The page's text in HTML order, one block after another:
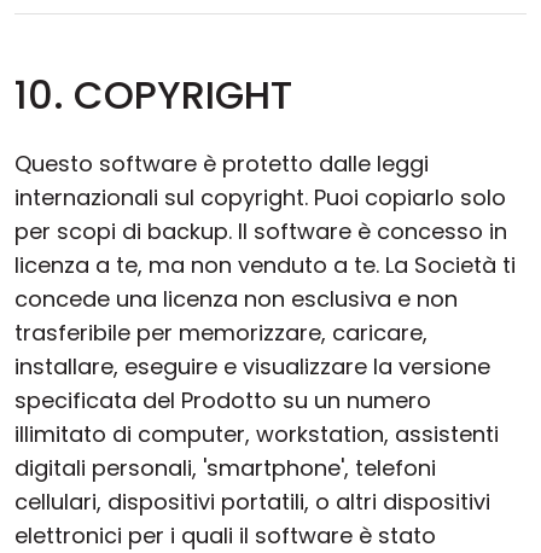
10. COPYRIGHT
Questo software è protetto dalle leggi
internazionali sul copyright. Puoi copiarlo solo
per scopi di backup. Il software è concesso in
licenza a te, ma non venduto a te. La Società ti
concede una licenza non esclusiva e non
trasferibile per memorizzare, caricare,
installare, eseguire e visualizzare la versione
specificata del Prodotto su un numero
illimitato di computer, workstation, assistenti
digitali personali, 'smartphone', telefoni
cellulari, dispositivi portatili, o altri dispositivi
elettronici per i quali il software è stato